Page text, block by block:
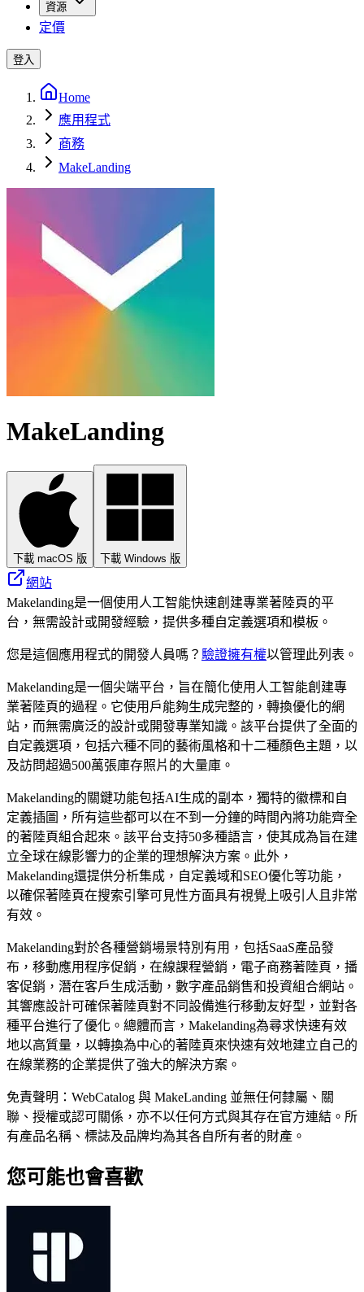
資源
定價
登入
Home
應用程式
商務
MakeLanding
MakeLanding
下載 macOS 版 下載 Windows 版
網站
Makelanding是一個使用人工智能快速創建專業著陸頁的平
台，無需設計或開發經驗，提供多種自定義選項和模板。
您是這個應用程式的開發人員嗎？ 驗證擁有權以管理此列表。
Makelanding是一個尖端平台，旨在簡化使用人工智能創建專
業著陸頁的過程。它使用戶能夠生成完整的，轉換優化的網
站，而無需廣泛的設計或開發專業知識。該平台提供了全面的
自定義選項，包括六種不同的藝術風格和十二種顏色主題，以
及訪問超過500萬張庫存照片的大量庫。
Makelanding的關鍵功能包括AI生成的副本，獨特的徽標和自
定義插圖，所有這些都可以在不到一分鐘的時間內將功能齊全
的著陸頁組合起來。該平台支持50多種語言，使其成為旨在建
立全球在線影響力的企業的理想解決方案。此外，
Makelanding還提供分析集成，自定義域和SEO優化等功能，
以確保著陸頁在搜索引擎可見性方面具有視覺上吸引人且非常
有效。
Makelanding對於各種營銷場景特別有用，包​​括SaaS產品發
布，移動應用程序促銷，在線課程營銷，電子商務著陸頁，播
客促銷，潛在客戶生成活動，數字產品銷售和投資組合網站。
其響應設計可確保著陸頁對不同設備進行移動友好型，並對各
種平台進行了優化。總體而言，Makelanding為尋求快速有效
地以高質量，以轉換為中心的著陸頁來快速有效地建立自己的
在線業務的企業提供了強大的解決方案。
免責聲明：WebCatalog 與 MakeLanding 並無任何隸屬、關
聯、授權或認可關係，亦不以任何方式與其存在官方連結。所
有產品名稱、標誌及品牌均為其各自所有者的財產。
您可能也會喜歡